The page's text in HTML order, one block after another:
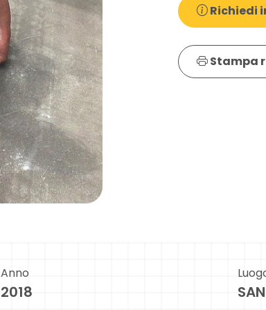
Richiedi
Stampa
Anno
2018